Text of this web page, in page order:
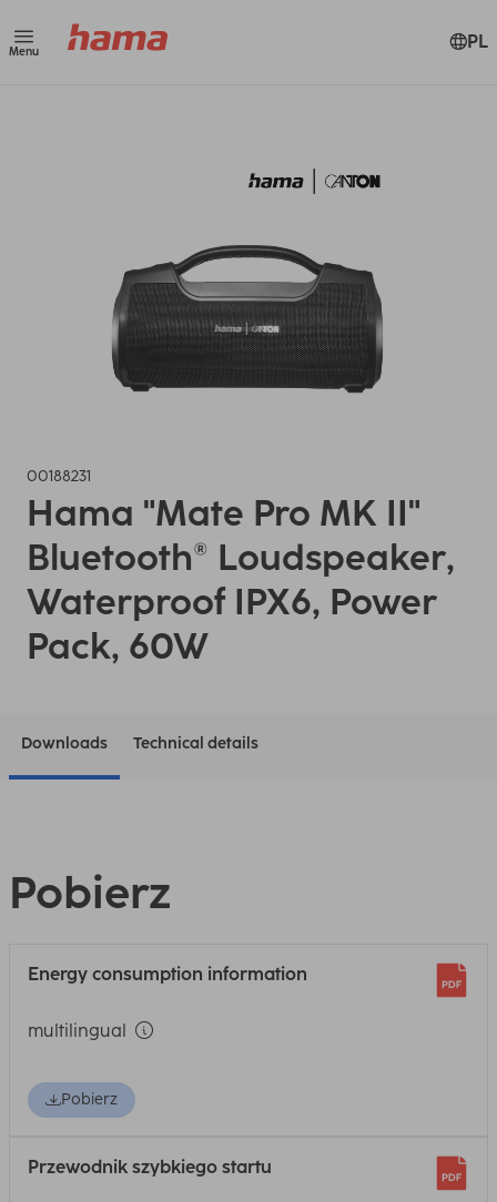
Menu PL
00188231
Hama "Mate Pro MK II"
Bluetooth® Loudspeaker,
Waterproof IPX6, Power
Pack, 60W
Downloads Technical details
Pobierz
Energy consumption information
multilingual
Pobierz
Przewodnik szybkiego startu